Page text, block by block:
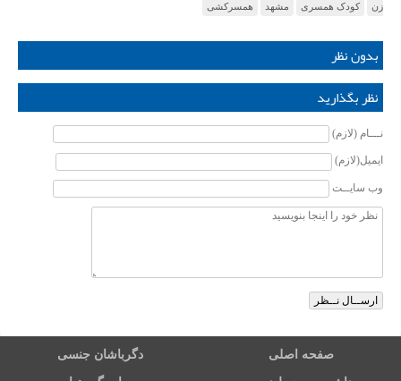
زن
کودک همسری مشهد همسرکشی
بدون نظر
نظر بگذارید
نـــام (لازم)
ایمیل(لازم)
وب سایــت
صفحه اصلی دگرباشان جنسی